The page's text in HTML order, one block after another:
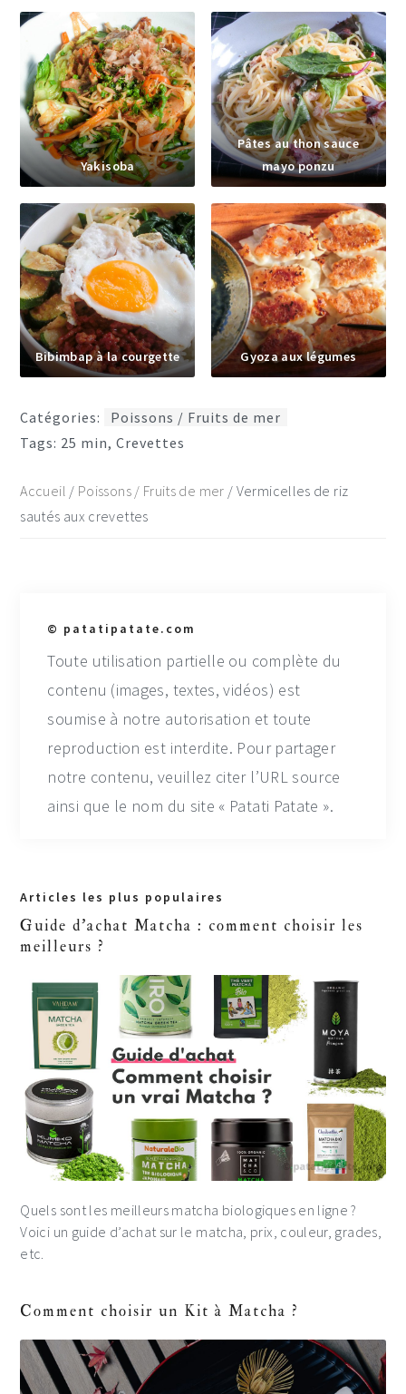
Yakisoba
Pâtes au thon sauce
mayo ponzu
Bibimbap à la courgette Gyoza aux légumes
Catégories:
Poissons / Fruits de mer
Tags: 25 min,Crevettes
Accueil / Poissons / Fruits de mer / Vermicelles de riz
sautés aux crevettes
© patatipatate.com
Toute utilisation partielle ou complète du
contenu (images, textes, vidéos) est
soumise à notre autorisation et toute
reproduction est interdite. Pour partager
notre contenu, veuillez citer l’URL source
ainsi que le nom du site « Patati Patate ».
Primary
Sidebar
Articles les plus populaires
Guide d'achat Matcha : comment choisir les
meilleurs ?
Quels sont les meilleurs matcha biologiques en ligne ?
Voici un guide d’achat sur le matcha, prix, couleur, grades,
etc.
Comment choisir un Kit à Matcha ?